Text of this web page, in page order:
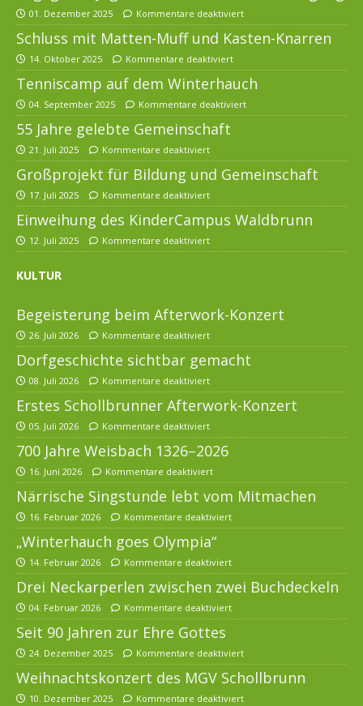
01. Dezember 2025 Kommentare deaktiviert
Schluss mit Matten-Muff und Kasten-Knarren
14. Oktober 2025 Kommentare deaktiviert
Tenniscamp auf dem Winterhauch
04. September 2025 Kommentare deaktiviert
55 Jahre gelebte Gemeinschaft
21. Juli 2025 Kommentare deaktiviert
Großprojekt für Bildung und Gemeinschaft
17. Juli 2025 Kommentare deaktiviert
Einweihung des KinderCampus Waldbrunn
12. Juli 2025 Kommentare deaktiviert
KULTUR
Begeisterung beim Afterwork-Konzert
26. Juli 2026 Kommentare deaktiviert
Dorfgeschichte sichtbar gemacht
08. Juli 2026 Kommentare deaktiviert
Erstes Schollbrunner Afterwork-Konzert
05. Juli 2026 Kommentare deaktiviert
700 Jahre Weisbach 1326–2026
16. Juni 2026 Kommentare deaktiviert
Närrische Singstunde lebt vom Mitmachen
16. Februar 2026 Kommentare deaktiviert
„Winterhauch goes Olympia“
14. Februar 2026 Kommentare deaktiviert
Drei Neckarperlen zwischen zwei Buchdeckeln
04. Februar 2026 Kommentare deaktiviert
Seit 90 Jahren zur Ehre Gottes
24. Dezember 2025 Kommentare deaktiviert
Weihnachtskonzert des MGV Schollbrunn
10. Dezember 2025 Kommentare deaktiviert